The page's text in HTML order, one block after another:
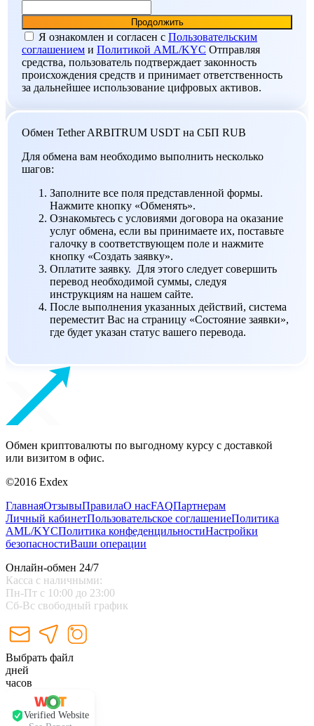
Я ознакомлен и согласен c Пользовательским
соглашением и Политикой AML/KYC Отправляя
средства, пользователь подтверждает законность
происхождения средств и принимает ответственность
за дальнейшее использование цифровых активов.
Обмен Tether ARBITRUM USDT на СБП RUB
Для обмена вам необходимо выполнить несколько
шагов:
Заполните все поля представленной формы.
Нажмите кнопку «Обменять».
Ознакомьтесь с условиями договора на оказание
услуг обмена, если вы принимаете их, поставьте
галочку в соответствующем поле и нажмите
кнопку «Создать заявку».
Оплатите заявку. Для этого следует совершить
перевод необходимой суммы, следуя
инструкциям на нашем сайте.
После выполнения указанных действий, система
переместит Вас на страницу «Состояние заявки»,
где будет указан статус вашего перевода.
Обмен криптовалюты по выгодному курсу с доставкой
или визитом в офис.
©2016 Exdex
ГлавнаяОтзывыПравилаО насFAQПартнерам
Личный кабинетПользовательское соглашениеПолитика
AML/KYCПолитика конфеденцильностиНастройки
безопасностиВаши операции
Онлайн-обмен 24/7
Касса с наличными:
Пн-Пт с 10:00 до 23:00
Сб-Вс свободный график
Выбрать файл
дней
часов
Verified Website